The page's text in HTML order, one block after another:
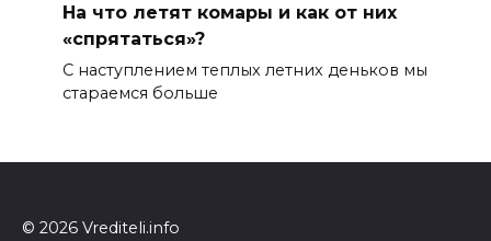
На что летят комары и как от них
«спрятаться»?
С наступлением теплых летних деньков мы
стараемся больше
© 2026 Vrediteli.info